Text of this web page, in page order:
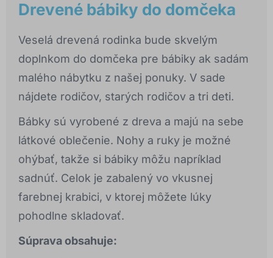
Drevené bábiky do domčeka
Veselá drevená rodinka bude skvelým
doplnkom do domčeka pre bábiky ak sadám
malého nábytku z našej ponuky. V sade
nájdete rodičov, starých rodičov a tri deti.
Bábky sú vyrobené z dreva a majú na sebe
látkové oblečenie. Nohy a ruky je možné
ohýbať, takže si bábiky môžu napríklad
sadnúť. Celok je zabalený vo vkusnej
farebnej krabici, v ktorej môžete lúky
pohodlne skladovať.
Súprava obsahuje: